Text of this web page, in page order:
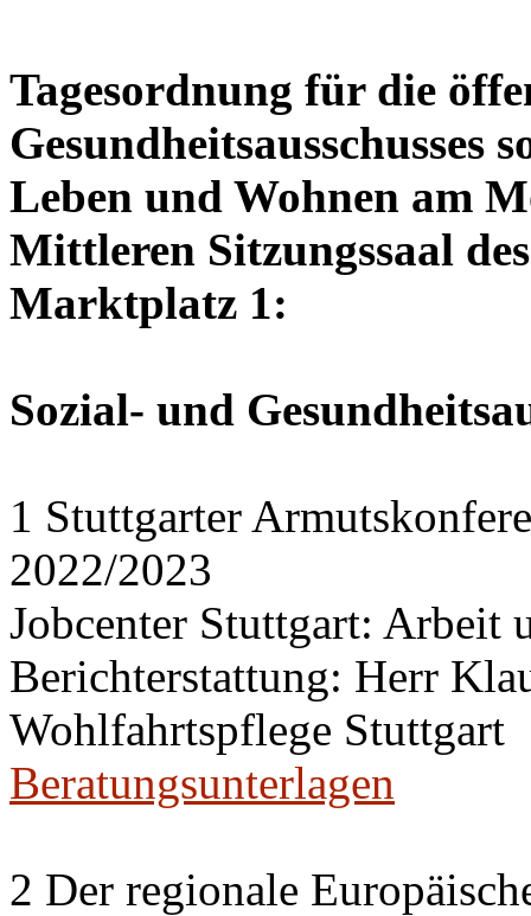
Tagesordnung für die
Gesundheitsausschusses
Leben und Wohnen am
Mittleren Sitzungssaal
Marktplatz 1:
Sozial- und
1 Stuttgarter
2022/2023
Jobcenter Stuttgart: Arbeit
Berichterstattung: Herr
Wohlfahrtspflege Stuttgart
Beratungsunterlagen
2 Der regionale